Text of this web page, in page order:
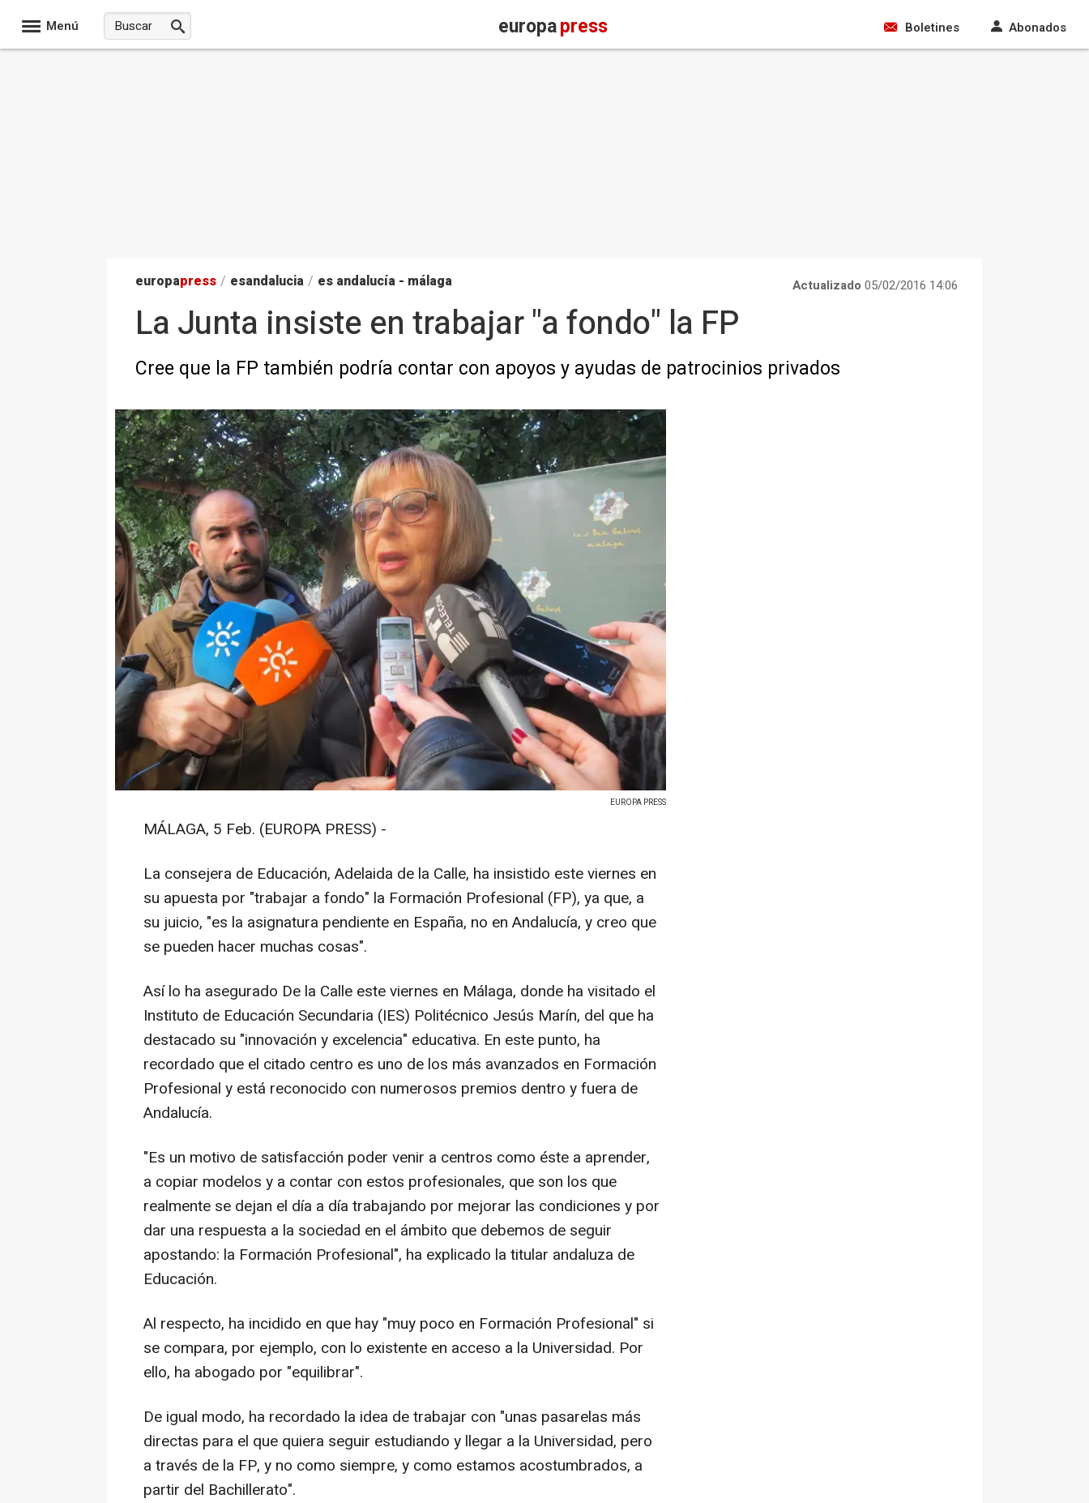
Menú europapress Boletines Abonados
europapress / esandalucia / es andalucía - málaga Actualizado 05/02/2016 14:06
La Junta insiste en trabajar "a fondo" la FP
Cree que la FP también podría contar con apoyos y ayudas de patrocinios privados
EUROPA PRESS
MÁLAGA, 5 Feb. (EUROPA PRESS) -
La consejera de Educación, Adelaida de la Calle, ha insistido este viernes en
su apuesta por "trabajar a fondo" la Formación Profesional (FP), ya que, a
su juicio, "es la asignatura pendiente en España, no en Andalucía, y creo que
se pueden hacer muchas cosas".
Así lo ha asegurado De la Calle este viernes en Málaga, donde ha visitado el
Instituto de Educación Secundaria (IES) Politécnico Jesús Marín, del que ha
destacado su "innovación y excelencia" educativa. En este punto, ha
recordado que el citado centro es uno de los más avanzados en Formación
Profesional y está reconocido con numerosos premios dentro y fuera de
Andalucía.
"Es un motivo de satisfacción poder venir a centros como éste a aprender,
a copiar modelos y a contar con estos profesionales, que son los que
realmente se dejan el día a día trabajando por mejorar las condiciones y por
dar una respuesta a la sociedad en el ámbito que debemos de seguir
apostando: la Formación Profesional", ha explicado la titular andaluza de
Educación.
Al respecto, ha incidido en que hay "muy poco en Formación Profesional" si
se compara, por ejemplo, con lo existente en acceso a la Universidad. Por
ello, ha abogado por "equilibrar".
De igual modo, ha recordado la idea de trabajar con "unas pasarelas más
directas para el que quiera seguir estudiando y llegar a la Universidad, pero
a través de la FP, y no como siempre, y como estamos acostumbrados, a
partir del Bachillerato".